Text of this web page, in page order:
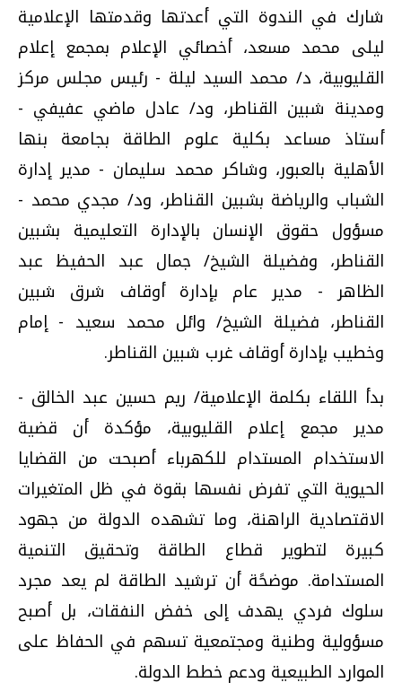
شارك في الندوة التي أعدتها وقدمتها الإعلامية
ليلى محمد مسعد، أخصائي الإعلام بمجمع إعلام
القليوبية، د/ محمد السيد ليلة - رئيس مجلس مركز
ومدينة شبين القناطر، ود/ عادل ماضي عفيفي -
أستاذ مساعد بكلية علوم الطاقة بجامعة بنها
الأهلية بالعبور، وشاكر محمد سليمان - مدير إدارة
الشباب والرياضة بشبين القناطر، ود/ مجدي محمد -
مسؤول حقوق الإنسان بالإدارة التعليمية بشبين
القناطر، وفضيلة الشيخ/ جمال عبد الحفيظ عبد
الظاهر - مدير عام بإدارة أوقاف شرق شبين
القناطر، فضيلة الشيخ/ وائل محمد سعيد - إمام
وخطيب بإدارة أوقاف غرب شبين القناطر.
بدأ اللقاء بكلمة الإعلامية/ ريم حسين عبد الخالق -
مدير مجمع إعلام القليوبية، مؤكدة أن قضية
الاستخدام المستدام للكهرباء أصبحت من القضايا
الحيوية التي تفرض نفسها بقوة في ظل المتغيرات
الاقتصادية الراهنة، وما تشهده الدولة من جهود
كبيرة لتطوير قطاع الطاقة وتحقيق التنمية
المستدامة. موضحًة أن ترشيد الطاقة لم يعد مجرد
سلوك فردي يهدف إلى خفض النفقات، بل أصبح
مسؤولية وطنية ومجتمعية تسهم في الحفاظ على
الموارد الطبيعية ودعم خطط الدولة.